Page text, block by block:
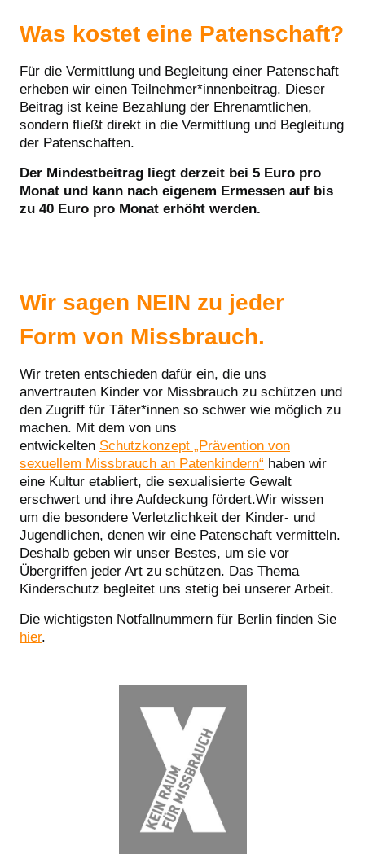
Was kostet eine Patenschaft?
Für die Vermittlung und Begleitung einer Patenschaft
erheben wir einen Teilnehmer*innenbeitrag. Dieser
Beitrag ist keine Bezahlung der Ehrenamtlichen,
sondern fließt direkt in die Vermittlung und Begleitung
der Patenschaften.
Der Mindestbeitrag liegt derzeit bei 5 Euro pro
Monat und kann nach eigenem Ermessen auf bis
zu 40 Euro pro Monat erhöht werden.
Wir sagen NEIN zu jeder
Form von Missbrauch.
Wir treten entschieden dafür ein, die uns
anvertrauten Kinder vor Missbrauch zu schützen und
den Zugriff für Täter*innen so schwer wie möglich zu
machen. Mit dem von uns
entwickelten Schutzkonzept „Prävention von
sexuellem Missbrauch an Patenkindern“ haben wir
eine Kultur etabliert, die sexualisierte Gewalt
erschwert und ihre Aufdeckung fördert.Wir wissen
um die besondere Verletzlichkeit der Kinder- und
Jugendlichen, denen wir eine Patenschaft vermitteln.
Deshalb geben wir unser Bestes, um sie vor
Übergriffen jeder Art zu schützen. Das Thema
Kinderschutz begleitet uns stetig bei unserer Arbeit.
Die wichtigsten Notfallnummern für Berlin finden Sie
hier.